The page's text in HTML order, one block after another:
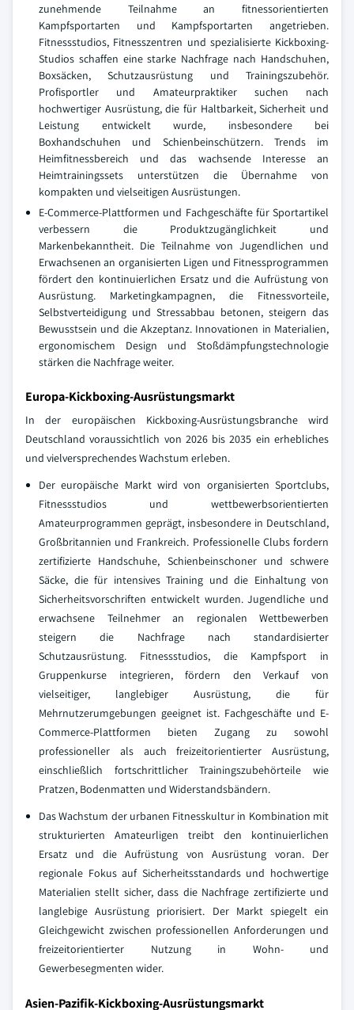
zunehmende Teilnahme an fitnessorientierten
Kampfsportarten und Kampfsportarten angetrieben.
Fitnessstudios, Fitnesszentren und spezialisierte Kickboxing-
Studios schaffen eine starke Nachfrage nach Handschuhen,
Boxsäcken, Schutzausrüstung und Trainingszubehör.
Profisportler und Amateurpraktiker suchen nach
hochwertiger Ausrüstung, die für Haltbarkeit, Sicherheit und
Leistung entwickelt wurde, insbesondere bei
Boxhandschuhen und Schienbeinschützern. Trends im
Heimfitnessbereich und das wachsende Interesse an
Heimtrainingssets unterstützen die Übernahme von
kompakten und vielseitigen Ausrüstungen.
E-Commerce-Plattformen und Fachgeschäfte für Sportartikel
verbessern die Produktzugänglichkeit und
Markenbekanntheit. Die Teilnahme von Jugendlichen und
Erwachsenen an organisierten Ligen und Fitnessprogrammen
fördert den kontinuierlichen Ersatz und die Aufrüstung von
Ausrüstung. Marketingkampagnen, die Fitnessvorteile,
Selbstverteidigung und Stressabbau betonen, steigern das
Bewusstsein und die Akzeptanz. Innovationen in Materialien,
ergonomischem Design und Stoßdämpfungstechnologie
stärken die Nachfrage weiter.
Europa-Kickboxing-Ausrüstungsmarkt
In der europäischen Kickboxing-Ausrüstungsbranche wird
Deutschland voraussichtlich von 2026 bis 2035 ein erhebliches
und vielversprechendes Wachstum erleben.
Der europäische Markt wird von organisierten Sportclubs,
Fitnessstudios und wettbewerbsorientierten
Amateurprogrammen geprägt, insbesondere in Deutschland,
Großbritannien und Frankreich. Professionelle Clubs fordern
zertifizierte Handschuhe, Schienbeinschoner und schwere
Säcke, die für intensives Training und die Einhaltung von
Sicherheitsvorschriften entwickelt wurden. Jugendliche und
erwachsene Teilnehmer an regionalen Wettbewerben
steigern die Nachfrage nach standardisierter
Schutzausrüstung. Fitnessstudios, die Kampfsport in
Gruppenkurse integrieren, fördern den Verkauf von
vielseitiger, langlebiger Ausrüstung, die für
Mehrnutzerumgebungen geeignet ist. Fachgeschäfte und E-
Commerce-Plattformen bieten Zugang zu sowohl
professioneller als auch freizeitorientierter Ausrüstung,
einschließlich fortschrittlicher Trainingszubehörteile wie
Pratzen, Bodenmatten und Widerstandsbändern.
Das Wachstum der urbanen Fitnesskultur in Kombination mit
strukturierten Amateurligen treibt den kontinuierlichen
Ersatz und die Aufrüstung von Ausrüstung voran. Der
regionale Fokus auf Sicherheitsstandards und hochwertige
Materialien stellt sicher, dass die Nachfrage zertifizierte und
langlebige Ausrüstung priorisiert. Der Markt spiegelt ein
Gleichgewicht zwischen professionellen Anforderungen und
freizeitorientierter Nutzung in Wohn- und
Gewerbesegmenten wider.
Asien-Pazifik-Kickboxing-Ausrüstungsmarkt